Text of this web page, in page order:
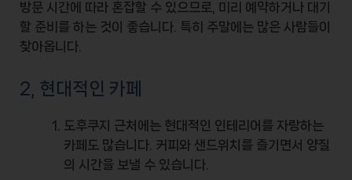
방문 시간에 따라 혼잡할 수 있으므로, 미리 예약하거나 대기
할 준비를 하는 것이 좋습니다. 특히 주말에는 많은 사람들이
찾아옵니다.
2, 현대적인 카페
도후쿠지 근처에는 현대적인 인테리어를 자랑하는
카페도 많습니다. 커피와 샌드위치 를 즐기면서 양질
의 시간을 보낼 수 있습니다.